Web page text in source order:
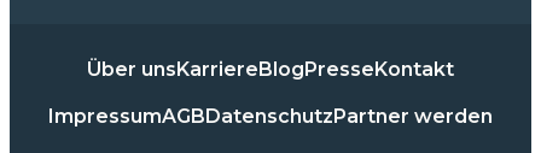
Über unsKarriereBlogPresseKontakt
ImpressumAGBDatenschutzPartner werden